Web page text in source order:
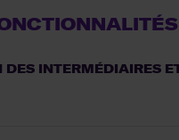
INTERMÉDIAIRES